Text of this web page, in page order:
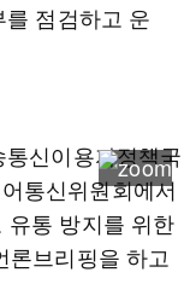
점검하고 운